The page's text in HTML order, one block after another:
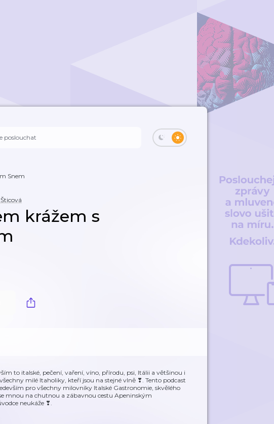
Snem
krážem s
to italské, pečení, vaření, víno, přírodu, psi, Itálii a většinou i
milé Itaholiky, kteří jsou na stejné vlně ❣. Tento podcast
pro všechny milovníky Italské Gastronomie, skvělého
mnou na chutnou a zábavnou cestu Apeninským
neukáže ❣.